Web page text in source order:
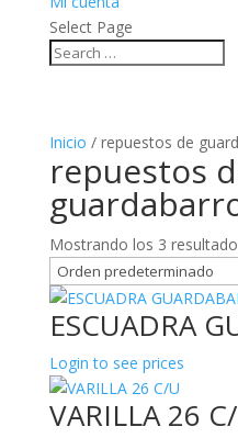
Select Page
Inicio / repuestos de
repuestos
Mostrando los 3
ESCUADRA
Login to see prices
VARILLA 26